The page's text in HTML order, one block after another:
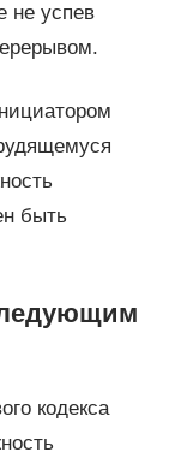
не успев
быть
кодекса